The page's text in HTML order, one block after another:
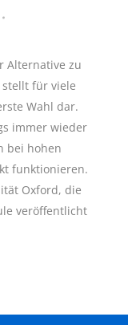
Alternative zu
stellt für viele
Wahl dar.
immer wieder
bei hohen
funktionieren.
Oxford, die
veröffentlicht